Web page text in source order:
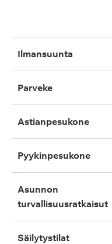
ilmansuunta
parveke
astianpesukone
pyykinpesukone
asunnon
turvallisuusratkaisut
säilytystilat